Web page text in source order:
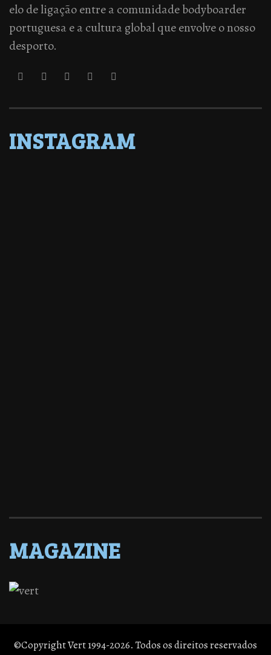
elo de ligação entre a comunidade bodyboarder
portuguesa e a cultura global que envolve o nosso
desporto.
INSTAGRAM
MAGAZINE
©Copyright Vert 1994-2026. Todos os direitos reservados